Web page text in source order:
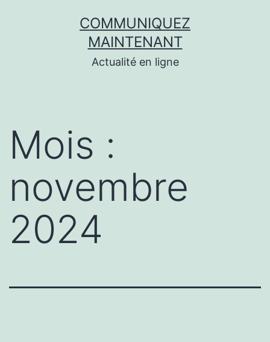
COMMUNIQUEZ
MAINTENANT
Actualité en ligne
Mois :
novembre
2024